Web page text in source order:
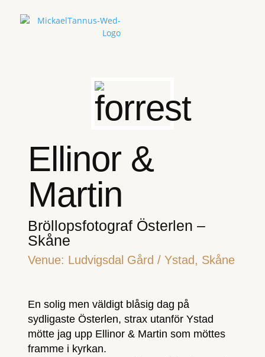
Ellinor &
Martin
Bröllopsfotograf Österlen –
Skåne
Venue: Ludvigsdal Gård / Ystad, Skåne
En solig men väldigt blåsig dag på
sydligaste Österlen, strax utanför Ystad
mötte jag upp Ellinor & Martin som möttes
framme i kyrkan.